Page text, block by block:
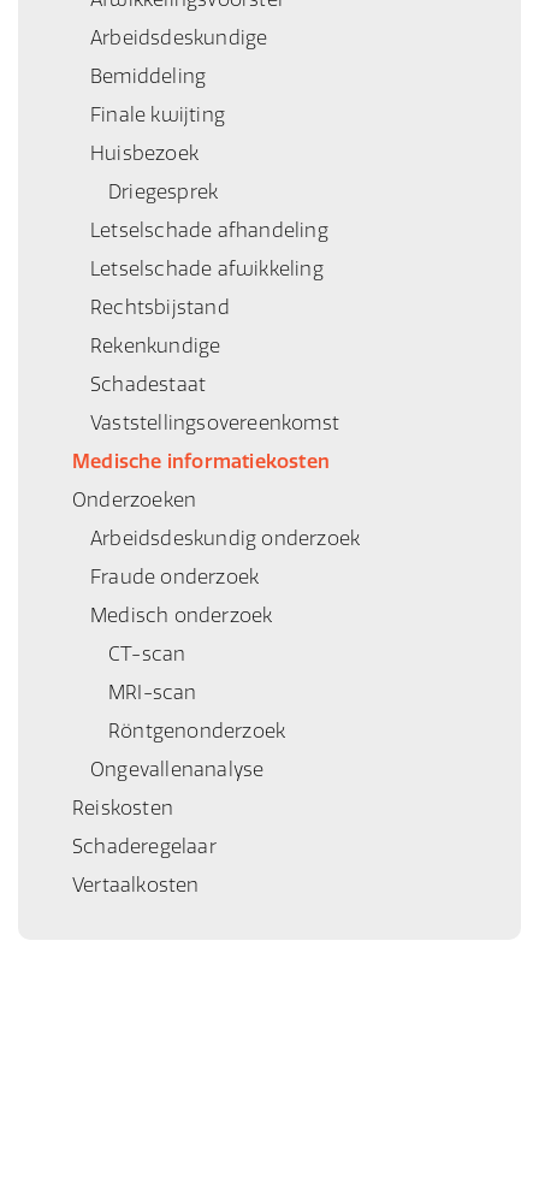
Arbeidsdeskundige
Bemiddeling
Finale kwijting
Huisbezoek
Driegesprek
Letselschade afhandeling
Letselschade afwikkeling
Rechtsbijstand
Rekenkundige
Schadestaat
Vaststellingsovereenkomst
Medische informatiekosten
Onderzoeken
Arbeidsdeskundig onderzoek
Fraude onderzoek
Medisch onderzoek
CT-scan
MRI-scan
Röntgenonderzoek
Ongevallenanalyse
Reiskosten
Schaderegelaar
Vertaalkosten